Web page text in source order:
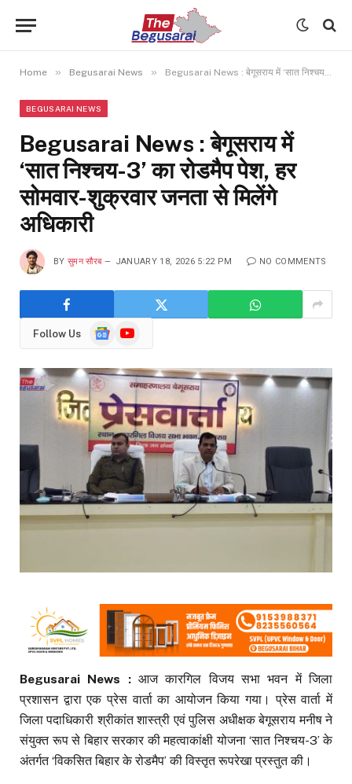
Home » Begusarai News » Begusarai News : बेगूसराय में ‘सात निश्चय-3’ का रोडमैप पेश, हर सोमवार-शुक्रवार जनता से मिलेंगे अधिकारी
BEGUSARAI NEWS
Begusarai News : बेगूसराय में
‘सात निश्चय-3’ का रोडमैप पेश, हर
सोमवार-शुक्रवार जनता से मिलेंगे
अधिकारी
BY सुमन सौरब JANUARY 18, 2026 5:22 PM NO COMMENTS
Follow Us
GoogleYouTube
Begusarai News : आज कारगिल विजय सभा भवन में जिला
प्रशासन द्वारा एक प्रेस वार्ता का आयोजन किया गया। प्रेस वार्ता में
जिला पदाधिकारी श्रीकांत शास्त्री एवं पुलिस अधीक्षक बेगूसराय मनीष ने
संयुक्त रूप से बिहार सरकार की महत्वाकांक्षी योजना ‘सात निश्चय-3’ के
अंतर्गत ‘विकसित बिहार के रोडमैप’ की विस्तृत रूपरेखा प्रस्तुत की।